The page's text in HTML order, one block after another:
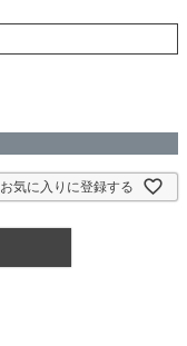
お気に入りに登録する